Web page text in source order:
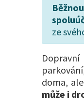
ze
doma,
může i